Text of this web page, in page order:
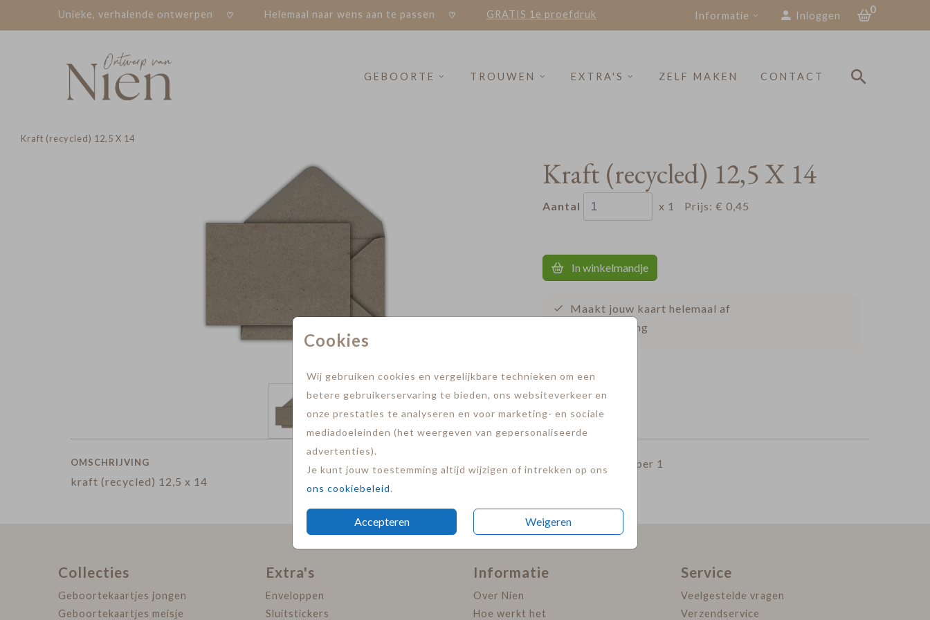
Unieke, verhalende ontwerpen Helemaal naar wens aan te passen GRATIS 1e proefdruk Informatie Inloggen
0
GEBOORTE TROUWEN EXTRA'S ZELF MAKEN CONTACT
Cookies
Wij gebruiken cookies en vergelijkbare technieken om een
betere gebruikerservaring te bieden, ons websiteverkeer en
onze prestaties te analyseren en voor marketing- en sociale
mediadoeleinden (het weergeven van gepersonaliseerde
advertenties).
Je kunt jouw toestemming altijd wijzigen of intrekken op ons
ons cookiebeleid.
Accepteren Weigeren
Kraft (recycled) 12,5 X 14
Kraft (recycled) 12,5 X 14
Aantal x 1 Prijs:€ 0,45
In winkelmandje
Maakt jouw kaart helemaal af
Snelle levering
OMSCHRIJVING
kraft (recycled) 12,5 x 14
Prijs: per 1
Collecties
Geboortekaartjes jongen
Geboortekaartjes meisje
Extra's
Enveloppen
Sluitstickers
Informatie
Over Nien
Hoe werkt het
Service
Veelgestelde vragen
Verzendservice